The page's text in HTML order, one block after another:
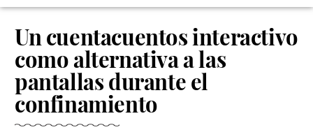
Un cuentacuentos interactivo
como alternativa a las
pantallas durante el
confinamiento